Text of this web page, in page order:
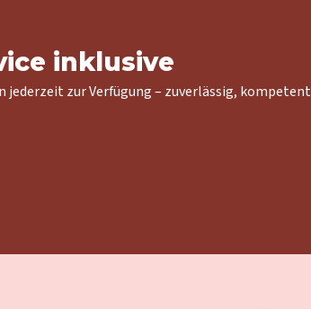
inklusive
zur Verfügung – zuverlässig,